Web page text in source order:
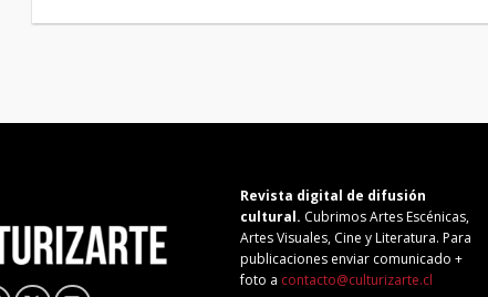
Revista digital de difusión
cultural. Cubrimos Artes Escénicas,
Artes Visuales, Cine y Literatura. Para
publicaciones enviar comunicado +
foto a contacto@culturizarte.cl